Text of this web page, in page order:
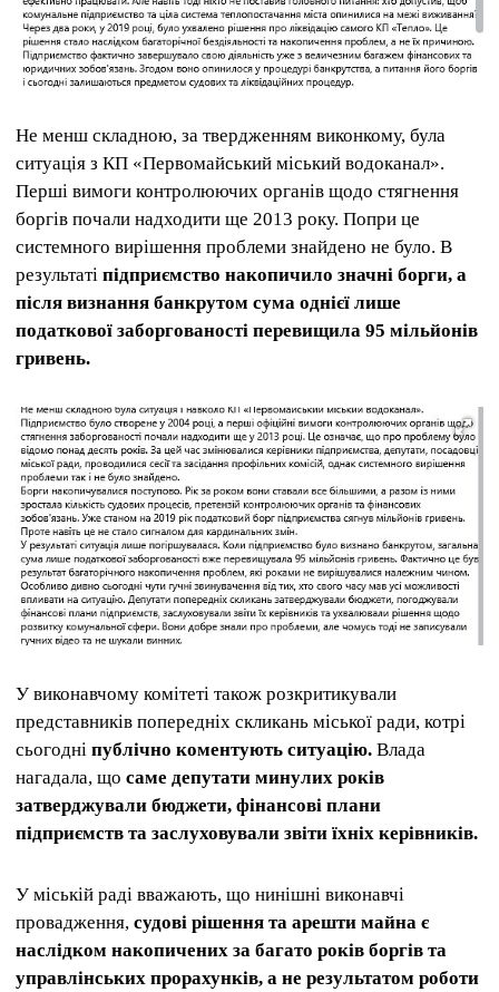
Не менш складною, за твердженням виконкому, була
ситуація з КП «Первомайський міський водоканал».
Перші вимоги контролюючих органів щодо стягнення
боргів почали надходити ще 2013 року. Попри це
системного вирішення проблеми знайдено не було. В
результаті підприємство накопичило значні борги, а
після визнання банкрутом сума однієї лише
податкової заборгованості перевищила 95 мільйонів
гривень.
У виконавчому комітеті також розкритикували
представників попередніх скликань міської ради, котрі
сьогодні публічно коментують ситуацію. Влада
нагадала, що саме депутати минулих років
затверджували бюджети, фінансові плани
підприємств та заслуховували звіти їхніх керівників.
У міській раді вважають, що нинішні виконавчі
провадження, судові рішення та арешти майна є
наслідком накопичених за багато років боргів та
управлінських прорахунків, а не результатом роботи